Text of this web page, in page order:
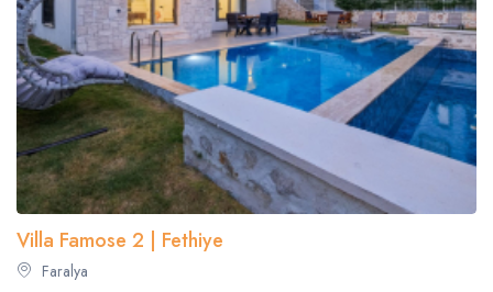
Villa Famose 2 | Fethiye
Faralya